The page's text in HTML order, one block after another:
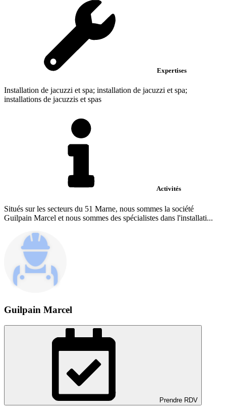
Expertises
Installation de jacuzzi et spa; installation de jacuzzi et spa;
installations de jacuzzis et spas
Activités
Situés sur les secteurs du 51 Marne, nous sommes la société
Guilpain Marcel et nous sommes des spécialistes dans l'installati...
Guilpain Marcel
Prendre RDV